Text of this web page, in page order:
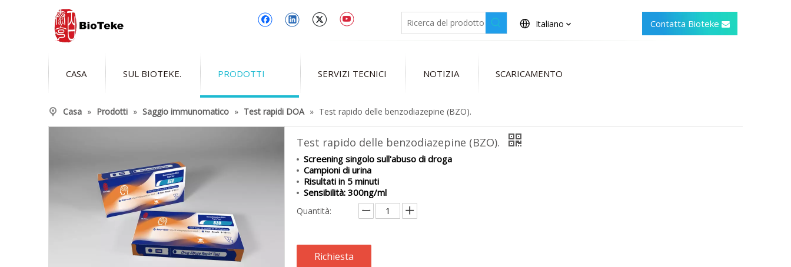
Italiano Contatta Bioteke
CASA SUL BIOTEKE. PRODOTTI SERVIZI TECNICI NOTIZIA SCARICAMENTO
Casa » Prodotti » Saggio immunomatico » Test rapidi DOA » Test rapido delle benzodiazepine (BZO).
Test rapido delle benzodiazepine (BZO).
Screening singolo sull'abuso di droga
Campioni di urina
Risultati in 5 minuti
Sensibilità: 300ng/ml
Quantità:
Richiesta